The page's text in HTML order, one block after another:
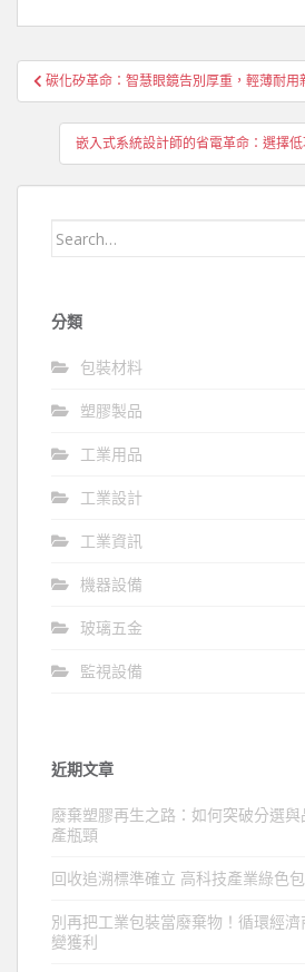
文
章
碳化矽革命：智慧眼鏡告別厚重，輕薄耐用
嵌入式系統設計師的省電革命：選擇
Search
分類
包裝材料
塑膠製品
工業用品
工業設計
工業資訊
機器設備
玻璃五金
監視設備
近期文章
廢棄塑膠再生之路：如何突破分選
產瓶頸
回收追溯標準確立 高科技產業綠色
別再把工業包裝當廢棄物！循環經
變獲利